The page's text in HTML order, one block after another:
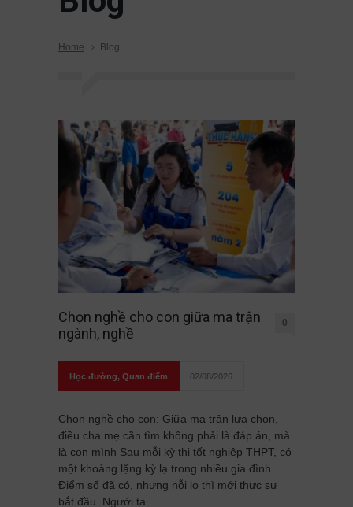
Home Blog
Chọn nghề cho con giữa ma trận
ngành, nghề
0
Học đường, Quan điểm 02/08/2026
Chọn nghề cho con: Giữa ma trận lựa chọn,
điều cha mẹ cần tìm không phải là đáp án, mà
là con mình Sau mỗi kỳ thi tốt nghiệp THPT, có
một khoảng lặng kỳ lạ trong nhiều gia đình.
Điểm số đã có, nhưng nỗi lo thì mới thực sự
bắt đầu. Người ta